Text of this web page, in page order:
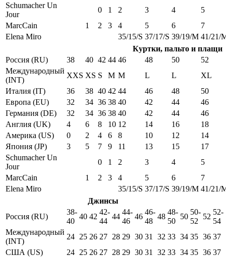
Schumacher Un
Jour
0 1 2 3 4
5
MarcCain
1 2 3 4 5 6
7
Elena Miro
35/15/S 37/17/S 39/19/M 41/21/
Куртки, пальто и плащи
Россия (RU)
38 40 42 44 46 48 50
52
Международный
(INT)
XXS XS S M M L L
XL
Италия (IT)
36 38 40 42 44 46 48
50
Европа (EU)
32 34 36 38 40 42 44
46
Германия (DE)
32 34 36 38 40 42 44
46
Англия (UK)
4 6 8 10 12 14 16
18
Америка (US)
0 2 4 6 8 10 12
14
Япония (JP)
3 5 7 9 11 13 15
17
Schumacher Un
Jour
0 1 2 3 4
5
MarcCain
1 2 3 4 5 6
7
Elena Miro
35/15/S 37/17/S 39/19/M 41/21/
Джинсы
Россия (RU)
38-
40
40 42
42-
44
44
44-
46
46
46-
48
48
48-
50
50
50-
52
52
52-
54
Международный
(INT)
24 25 26 27 28 29 30 31 32 33 34 35 36 37
США (US)
24 25 26 27 28 29 30 31 32 33 34 35 36 37